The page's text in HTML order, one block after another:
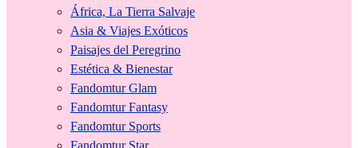
África, La Tierra Salvaje
Asia & Viajes Exóticos
Paisajes del Peregrino
Estética & Bienestar
Fandomtur Glam
Fandomtur Fantasy
Fandomtur Sports
Fandomtur Star